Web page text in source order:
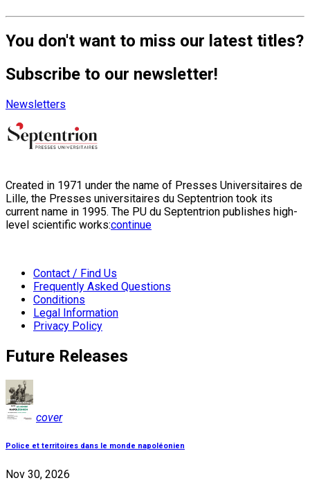
You don't want to miss our latest titles?
Subscribe to our newsletter!
Newsletters
Created in 1971 under the name of Presses Universitaires de
Lille, the Presses universitaires du Septentrion took its
current name in 1995. The PU du Septentrion publishes high-
level scientific works:continue
Contact / Find Us
Frequently Asked Questions
Conditions
Legal Information
Privacy Policy
Future Releases
cover
Police et territoires dans le monde napoléonien
Nov 30, 2026